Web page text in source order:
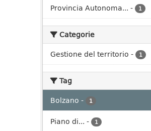
Provincia Autonoma... - 1
Categorie
Gestione del territorio - 1
Tag
Bolzano - 1
Piano di... - 1